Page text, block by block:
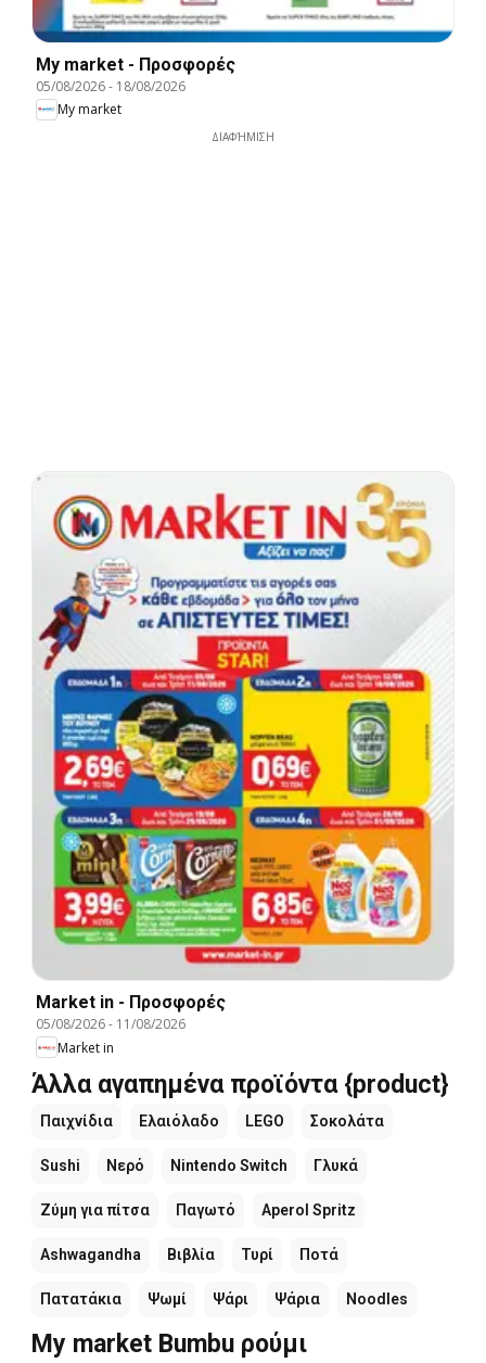
My market - Προσφορές
05/08/2026- 18/08/2026
My market
ΔΙΑΦΉΜΙΣΗ
Market in - Προσφορές
05/08/2026- 11/08/2026
Market in
Άλλα αγαπημένα προϊόντα {product}
Παιχνίδια Ελαιόλαδο LEGO Σοκολάτα
Sushi Νερό Nintendo Switch Γλυκά
Ζύμη για πίτσα Παγωτό Aperol Spritz
Ashwagandha Βιβλία Τυρί Ποτά
Πατατάκια Ψωμί Ψάρι Ψάρια Noodles
My market Bumbu ρούμι